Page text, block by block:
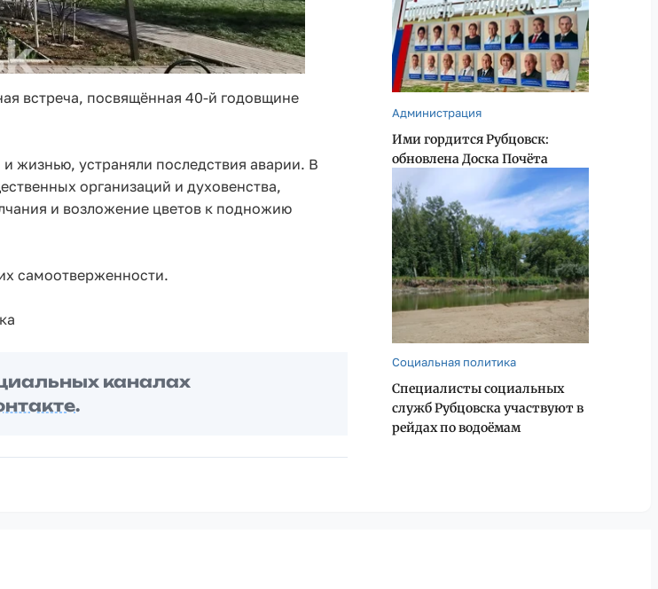
встреча, посвящённая 40-й годовщине
жизнью, устраняли последствия аварии. В
организаций и духовенства,
и возложение цветов к подножию
самоотверженности.
каналах
.
Администрация
Ими гордится Рубцовск:
обновлена Доска Почёта
Социальная политика
Специалисты социальных
служб Рубцовска участвуют в
рейдах по водоёмам